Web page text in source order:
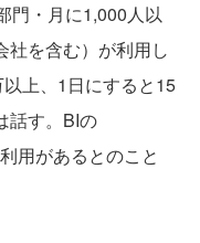
門・月に1,000人以
社を含む）が利用し
上、1日にすると15
話す。BIの
用があるとのこと